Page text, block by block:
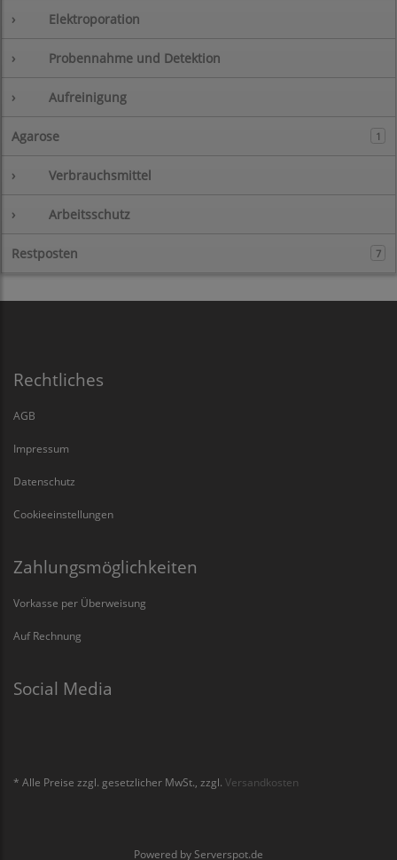
› Elektroporation
› Probennahme und Detektion
› Aufreinigung
Agarose 1
› Verbrauchsmittel
› Arbeitsschutz
Restposten 7
Rechtliches
AGB
Impressum
Datenschutz
Cookieeinstellungen
Zahlungsmöglichkeiten
Vorkasse per Überweisung
Auf Rechnung
Social Media
* Alle Preise zzgl. gesetzlicher MwSt., zzgl. Versandkosten
Powered by Serverspot.de